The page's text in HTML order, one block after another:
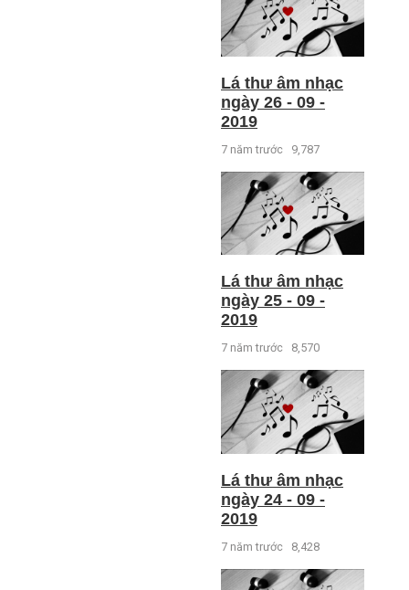
Lá thư âm nhạc
ngày 26 - 09 -
2019
7 năm trước 9,787
Lá thư âm nhạc
ngày 25 - 09 -
2019
7 năm trước 8,570
Lá thư âm nhạc
ngày 24 - 09 -
2019
7 năm trước 8,428